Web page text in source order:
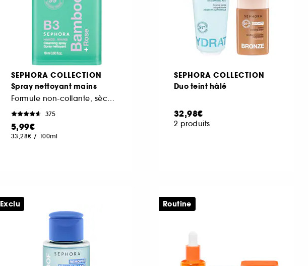
SEPHORA COLLECTION
Spray nettoyant mains
Formule non-collante, sèche rapidement
375
5,99€
33,28€ / 100ml
SEPHORA COLLECTION
Duo teint hâlé
32,98€
2 produits
Exclu Routine